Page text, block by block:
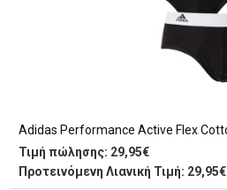
Τιμή πώλησης: 29,95€
Προτεινόμενη Λιανική Τιμή: 29,95€